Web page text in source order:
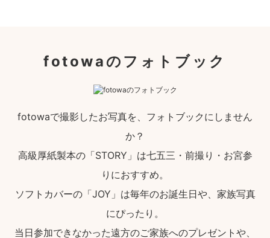
fotowaのフォトブック
fotowaで撮影したお写真を、フォトブックにしません
か？
高級厚紙製本の「STORY」は七五三・前撮り・お宮参
りにおすすめ。
ソフトカバーの「JOY」は毎年のお誕生日や、家族写真
にぴったり。
当日参加できなかった遠方のご家族へのプレゼントや、